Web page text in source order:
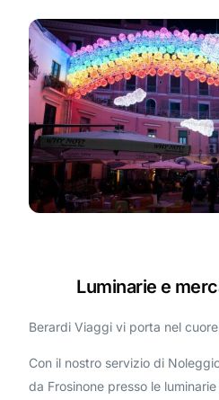
Luminarie e
Berardi Viaggi vi porta nel
Con il nostro servizio di
da Frosinone presso le